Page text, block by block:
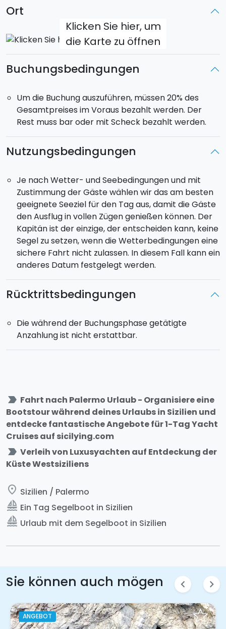
Ort
Klicken Sie hier, um
die Karte zu öffnen
Buchungsbedingungen
Um die Buchung auszuführen, müssen 20% des
Gesamtpreises im Voraus bezahlt werden. Der
Rest muss bar oder mit Scheck bezahlt werden.
Nutzungsbedingungen
Je nach Wetter- und Seebedingungen und mit
Zustimmung der Gäste wählen wir das am besten
geeignete Seeziel für den Tag aus, damit die Gäste
den Ausflug in vollen Zügen genießen können. Der
Kapitän ist der einzige, der entscheiden kann, keine
Segel zu setzen, wenn die Wetterbedingungen eine
sichere Fahrt nicht zulassen. In diesem Fall kann ein
anderes Datum festgelegt werden.
Rücktrittsbedingungen
Die während der Buchungsphase getätigte
Anzahlung ist nicht erstattbar.
label_important Fahrt nach Palermo Urlaub - Organisiere eine
Bootstour während deines Urlaubs in Sizilien und
entdecke fantastische Angebote für 1-Tag Yacht
Cruises auf sicilying.com
label_important Verleih von Luxusyachten auf Entdeckung der
Küste Westsiziliens
place Sizilien / Palermo
sailing Ein Tag Segelboot in Sizilien
sailing Urlaub mit dem Segelboot in Sizilien
Sie können auch mögen chevron_left chevron_right
ANGEBOT